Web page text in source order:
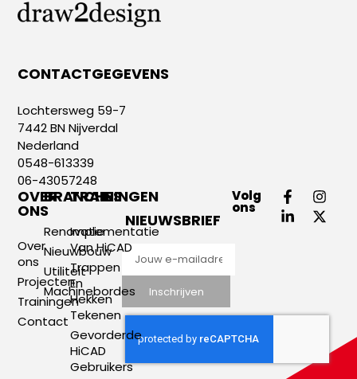
CONTACTGEGEVENS
Lochtersweg 59-7
7442 BN Nijverdal
Nederland
0548-613339
06-43057248
OVER
ONS
Over
ons
Projecten
Trainingen
Contact
BRANCHES
Renovatie
Nieuwbouw
Utiliteit
Machinebordes
TRAININGEN
Implementatie
Van HiCAD
Trappen
En
Hekken
Tekenen
Gevorderde
HiCAD
Gebruikers
NIEUWSBRIEF
Inschrijven
Volg
ons